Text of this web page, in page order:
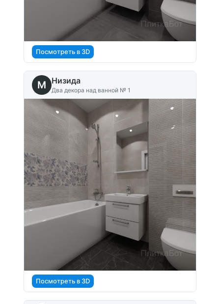
Посмотреть в 3D
M Низида
Два декора над ванной № 1
Посмотреть в 3D